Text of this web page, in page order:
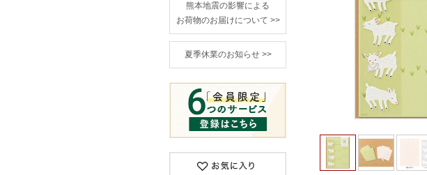
熊本地震の影響による
お荷物のお届けについて >>
夏季休業のお知らせ >>